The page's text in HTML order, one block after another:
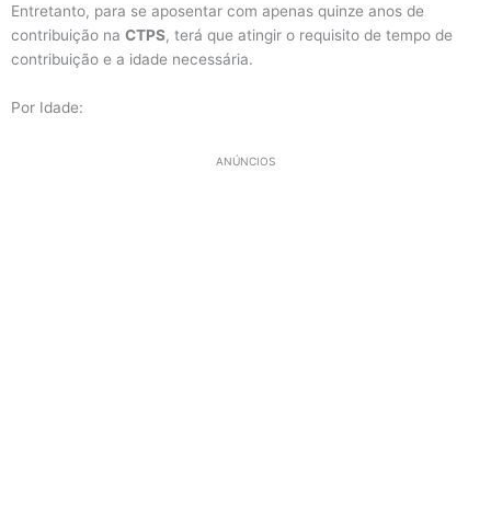
Entretanto, para se aposentar com apenas quinze anos de
contribuição na CTPS, terá que atingir o requisito de tempo de
contribuição e a idade necessária.
Por Idade:
ANÚNCIOS